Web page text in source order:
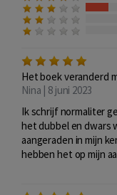
Het boek veranderd
Nina | 8 juni 2023
Ik schrijf normaliter
het dubbel en dwars
aangeraden in mijn
hebben het op mijn